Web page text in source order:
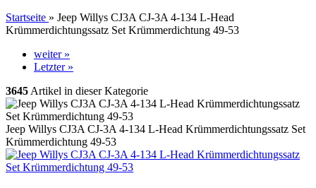
Startseite » Jeep Willys CJ3A CJ-3A 4-134 L-Head
Krümmerdichtungssatz Set Krümmerdichtung 49-53
weiter »
Letzter »
3645 Artikel in dieser Kategorie
Jeep Willys CJ3A CJ-3A 4-134 L-Head Krümmerdichtungssatz Set
Krümmerdichtung 49-53